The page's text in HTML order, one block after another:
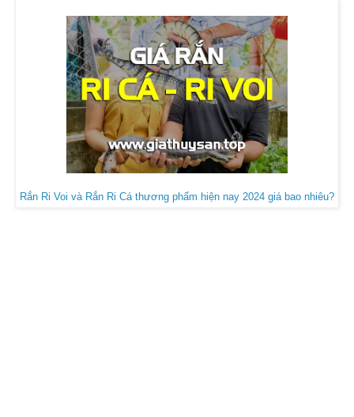
Rắn Ri Voi và Rắn Ri Cá thương phẩm hiện nay 2024 giá bao nhiêu?